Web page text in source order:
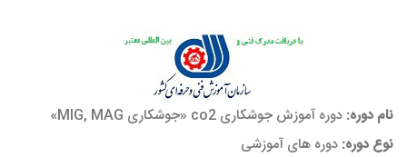
نام دوره: دوره آموزش جوشکاری co2 «جوشکاری MIG, MAG»
نوع دوره: دوره های آموزشی